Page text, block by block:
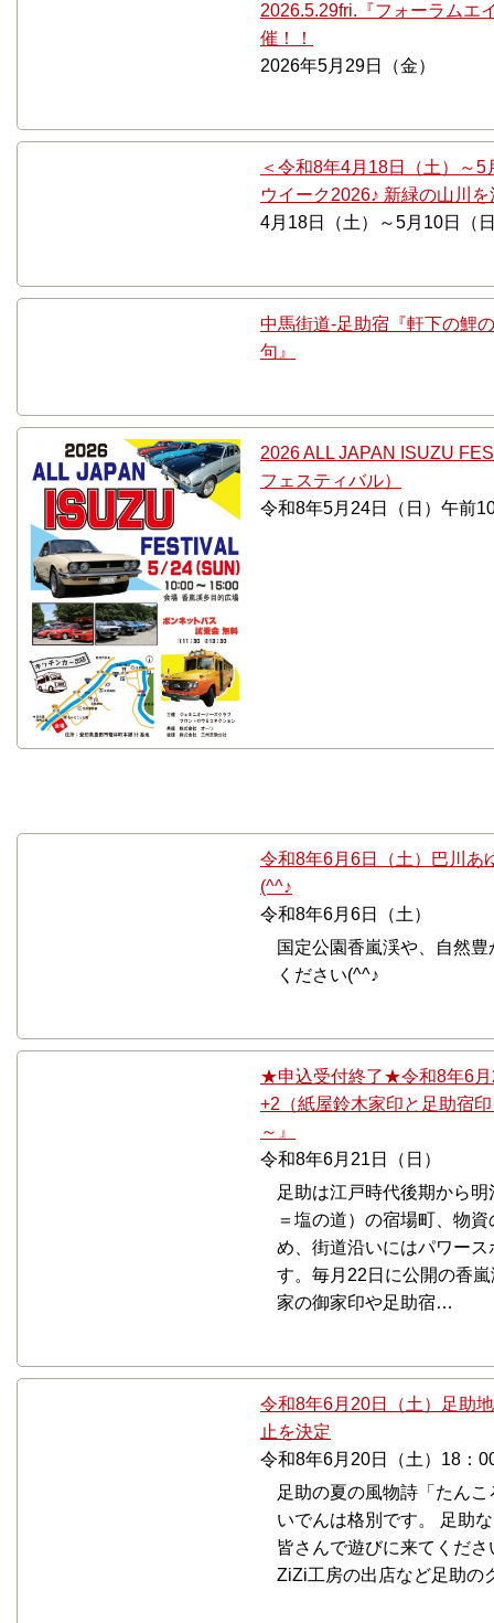
2026.5.29fri.『フォーラムエ
催！！
2026年5月29日（金）
＜令和8年4月18日（土）～
ウイーク2026♪ 新緑の山川
4月18日（土）～5月10日（
中馬街道-足助宿『軒下の鯉
句』
2026 ALL JAPAN ISUZU
フェスティバル）
令和8年5月24日（日）午前
令和8年6月6日（土）巴川あ
(^^♪
令和8年6月6日（土）
国定公園香嵐渓や、自然
ください(^^♪
★申込受付終了★令和8年6月
+2（紙屋鈴木家印と足助宿
～』
令和8年6月21日（日）
足助は江戸時代後期から
＝塩の道）の宿場町、物
め、街道沿いにはパワー
す。毎月22日に公開の香
家の御家印や足助宿…
令和8年6月20日（土）足助
止を決定
令和8年6月20日（土）18：
足助の夏の風物詩「たん
いでんは格別です。 足助
皆さんで遊びに来てくだ
ZiZi工房の出店など足助の